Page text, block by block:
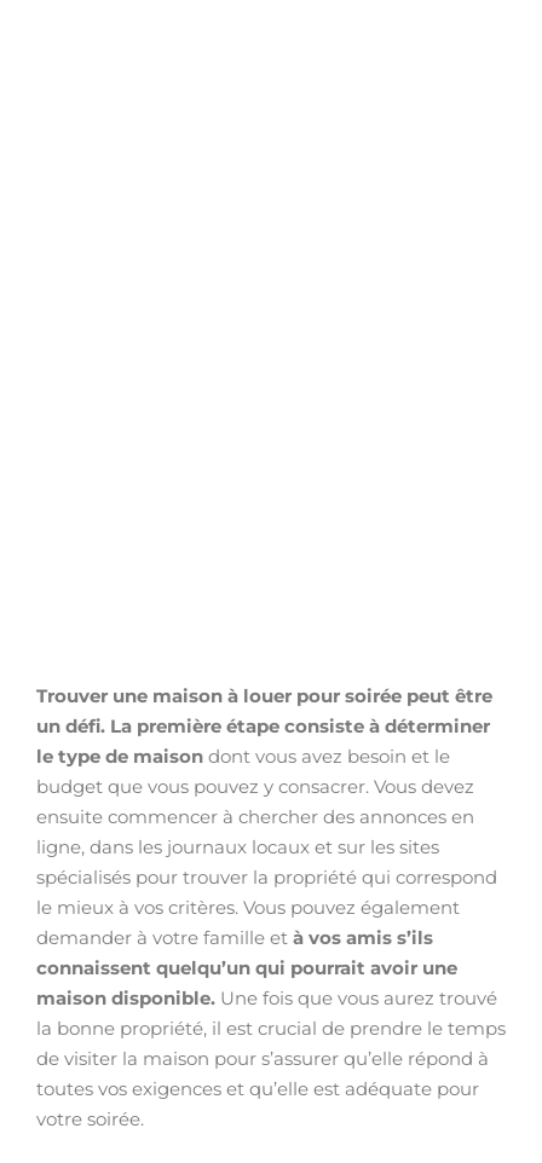
Trouver une maison à louer pour soirée peut être
un défi. La première étape consiste à déterminer
le type de maison dont vous avez besoin et le
budget que vous pouvez y consacrer. Vous devez
ensuite commencer à chercher des annonces en
ligne, dans les journaux locaux et sur les sites
spécialisés pour trouver la propriété qui correspond
le mieux à vos critères. Vous pouvez également
demander à votre famille et à vos amis s’ils
connaissent quelqu’un qui pourrait avoir une
maison disponible. Une fois que vous aurez trouvé
la bonne propriété, il est crucial de prendre le temps
de visiter la maison pour s’assurer qu’elle répond à
toutes vos exigences et qu’elle est adéquate pour
votre soirée.